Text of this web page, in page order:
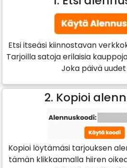
Etsi itseäsi kiinnostavan
Tarjoilla satoja erilaisia
Joka päivä
2. Kopioi
Kopioi löytämäsi tarjouksen
tämän klikkaamalla hiiren